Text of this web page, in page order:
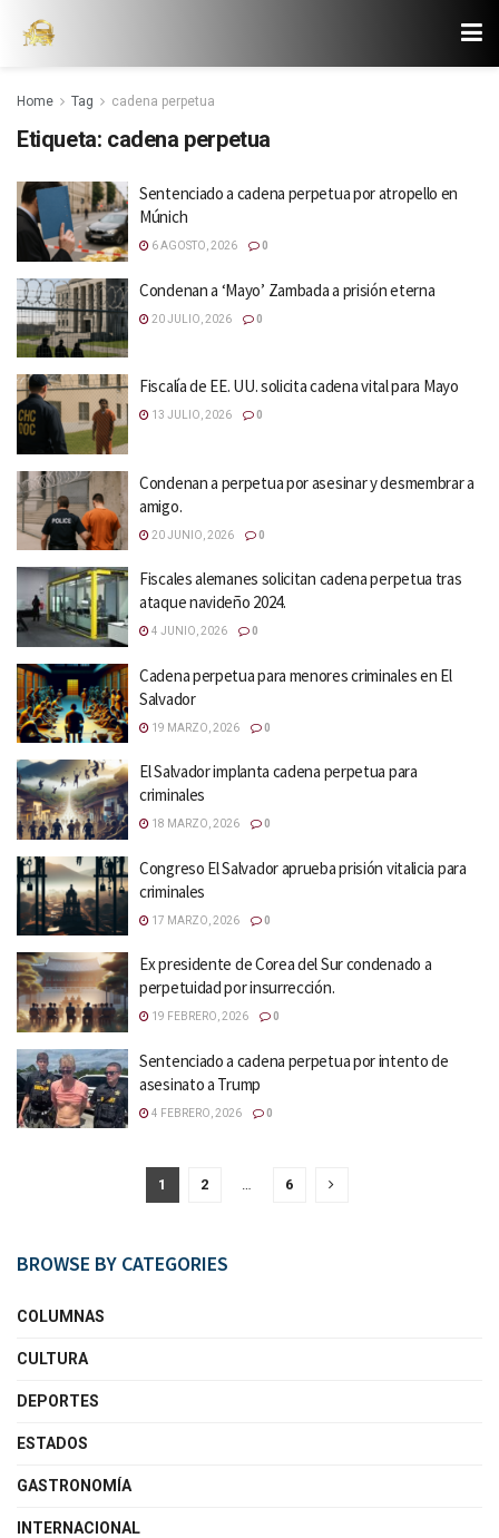
Home Tag cadena perpetua
Etiqueta: cadena perpetua
Sentenciado a cadena perpetua por atropello en
Múnich
6 AGOSTO, 2026 0
Condenan a ‘Mayo’ Zambada a prisión eterna
20 JULIO, 2026 0
Fiscalía de EE. UU. solicita cadena vital para Mayo
13 JULIO, 2026 0
Condenan a perpetua por asesinar y desmembrar a
amigo.
20 JUNIO, 2026 0
Fiscales alemanes solicitan cadena perpetua tras
ataque navideño 2024.
4 JUNIO, 2026 0
Cadena perpetua para menores criminales en El
Salvador
19 MARZO, 2026 0
El Salvador implanta cadena perpetua para
criminales
18 MARZO, 2026 0
Congreso El Salvador aprueba prisión vitalicia para
criminales
17 MARZO, 2026 0
Ex presidente de Corea del Sur condenado a
perpetuidad por insurrección.
19 FEBRERO, 2026 0
Sentenciado a cadena perpetua por intento de
asesinato a Trump
4 FEBRERO, 2026 0
1 2 … 6
BROWSE BY CATEGORIES
COLUMNAS
CULTURA
DEPORTES
ESTADOS
GASTRONOMÍA
INTERNACIONAL